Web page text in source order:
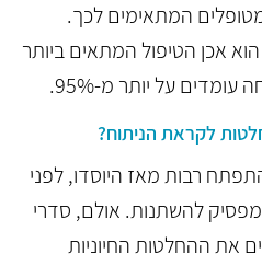
המתאימים לכך.
אכן הטיפול המתאים ביותר
על יותר מ-95%.
רבות מאז היוסדו, לפני
איננו מפסיק להשתנות. אולם, סדרי
את ההחלטות החיוניות